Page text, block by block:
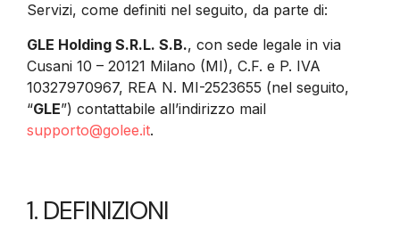
Servizi, come definiti nel seguito, da parte di:
GLE Holding S.R.L. S.B., con sede legale in via
Cusani 10 – 20121 Milano (MI), C.F. e P. IVA
10327970967, REA N. MI-2523655 (nel seguito,
“GLE”) contattabile all’indirizzo mail
supporto@golee.it.
1. DEFINIZIONI